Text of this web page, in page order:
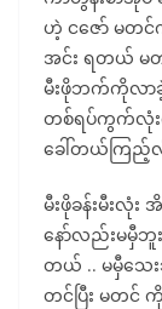
ဟဲ့ ငဇော် မတင်
အင်း ရတယ် မတ
မီးဖိုဘက်ကိုလာခဲ့
တစ်ရပ်ကွက်လုံ
ခေါ်တယ်ကြည့်
မီးဖိုခန်းမီးလုံး
နော်လည်းမမှီ
တယ် .. မမှီသေး
တင်ပြီး မတင်